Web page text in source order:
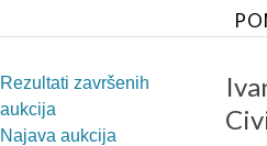
Rezultati završenih
aukcija
Najava aukcija